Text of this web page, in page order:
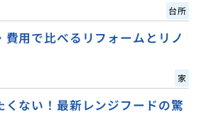
台所
費用で比べるリフォームとリノ
家
くない！最新レンジフードの驚